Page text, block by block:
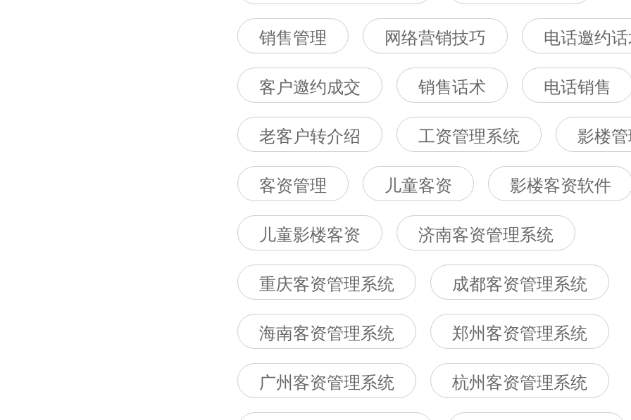
销售管理
网络营销技巧
电话邀约
客户邀约成交
销售话术
电话销售
老客户转介绍
工资管理系统
影楼
客资管理
儿童客资
影楼客资软件
儿童影楼客资
济南客资管理系统
重庆客资管理系统
成都客资管理系统
海南客资管理系统
郑州客资管理系统
广州客资管理系统
杭州客资管理系统